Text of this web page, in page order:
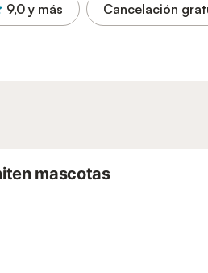
9,0 y más Cancelación
mascotas